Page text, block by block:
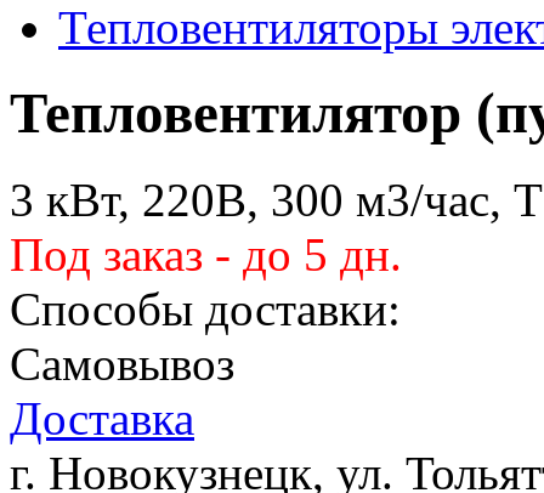
Тепловентиляторы
Тепловентилятор
3 кВт, 220В, 300 м3/час,
Под заказ - до 5 дн.
Способы доставки:
Самовывоз
Доставка
г. Новокузнецк, ул.